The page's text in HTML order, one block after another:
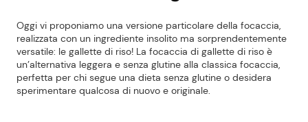
Oggi vi proponiamo una versione particolare della focaccia,
realizzata con un ingrediente insolito ma sorprendentemente
versatile: le gallette di riso! La focaccia di gallette di riso è
un’alternativa leggera e senza glutine alla classica focaccia,
perfetta per chi segue una dieta senza glutine o desidera
sperimentare qualcosa di nuovo e originale.